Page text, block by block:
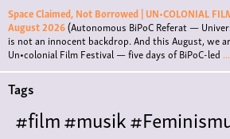
Space Claimed, Not Borrowed | UN•COLONIAL
August 2026(Autonomous BiPoC Referat —
is not an innocent backdrop. And this August, we
Un•colonial Film Festival — five days of BiPoC-led
Tags
#film#musik